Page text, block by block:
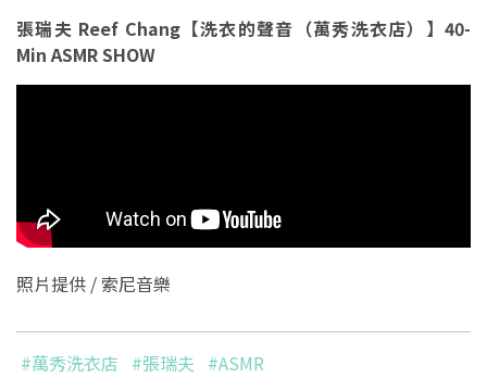
張瑞夫 Reef Chang【洗衣的聲音（萬秀洗衣店）】40-
Min ASMR SHOW
照片提供 / 索尼音樂
#萬秀洗衣店 #張瑞夫 #ASMR